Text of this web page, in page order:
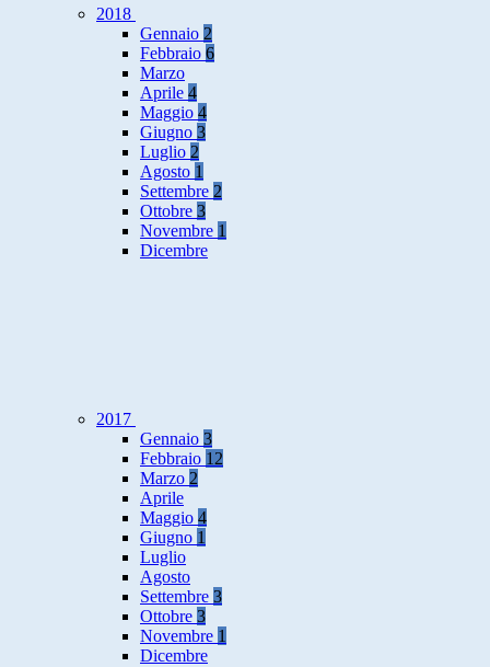
2018
Gennaio 2
Febbraio 6
Marzo
Aprile 4
Maggio 4
Giugno 3
Luglio 2
Agosto 1
Settembre 2
Ottobre 3
Novembre 1
Dicembre
2017
Gennaio 3
Febbraio 12
Marzo 2
Aprile
Maggio 4
Giugno 1
Luglio
Agosto
Settembre 3
Ottobre 3
Novembre 1
Dicembre